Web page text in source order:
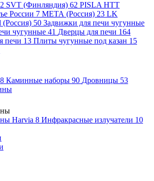
SVT (Финляндия) 62 PISLA HTT
России 7 МЕТА (Россия) 23 LK
(Россия) 50 Задвижки для печи чугунные
чугунные 41 Дверцы для печи 164
печи 13 Плиты чугунные под казан 15
Каминные наборы 90 Дровницы 53
Harvia 8 Инфракрасные излучатели 10